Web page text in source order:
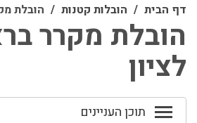
דף הבית הובלות קטנות הובלת
הובלת מקרר
לציון
תוכן העניינים